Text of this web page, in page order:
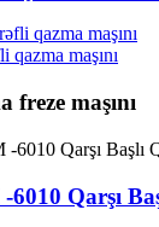
qazma maşını
freze maşını
6010 Qarşı